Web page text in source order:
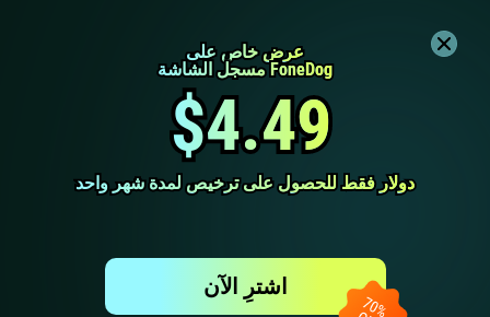
عرض خاص على
عرض خاص على
مسجل الشاشة FoneDog
مسجل الشاشة FoneDog
$4.49
$4.49
دولار فقط للحصول على ترخيص لمدة شهر واحد
دولار فقط للحصول على ترخيص لمدة شهر واحد
اشترِ الآن